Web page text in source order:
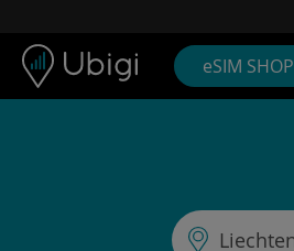
eSIM SHOP